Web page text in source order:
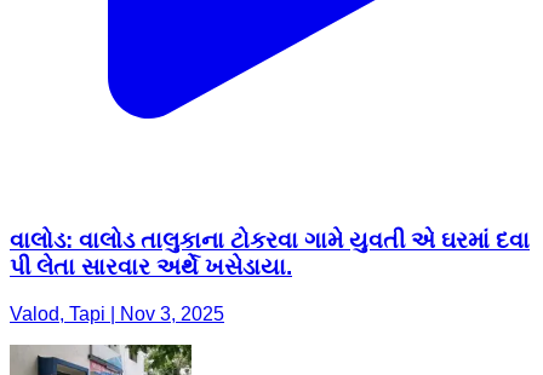
વાલોડ: વાલોડ તાલુકાના ટોકરવા ગામે યુવતી એ ઘરમાં દવા
પી લેતા સારવાર અર્થે ખસેડાયા.
Valod, Tapi | Nov 3, 2025